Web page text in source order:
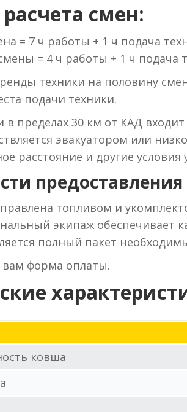
смен:
= 7 ч работы + 1 ч подача
= 4 ч работы + 1 ч подача
техники на половину
подачи техники.
в пределах 30 км от КАД
эвакуатором или
расстояние и другие
предоставления
топливом и
экипаж обеспечивает
полный пакет
форма оплаты.
ковша